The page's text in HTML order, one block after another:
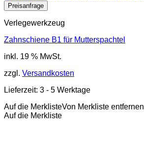
Verlegewerkzeug
Zahnschiene B1 für Mutterspachtel
inkl. 19 % MwSt.
zzgl. Versandkosten
Lieferzeit: 3 - 5 Werktage
Auf die MerklisteVon Merkliste entfernen
Auf die Merkliste